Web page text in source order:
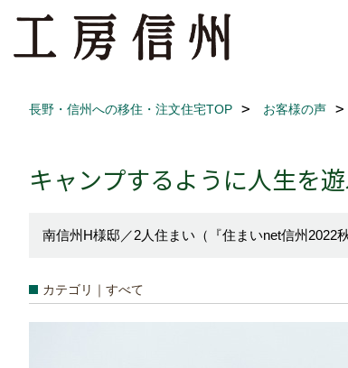
長野・信州への移住・注文住宅TOP お客様の声
キャンプするように人生を
南信州H様邸／2人住まい（『住まいnet信州2022
カテゴリ｜すべて